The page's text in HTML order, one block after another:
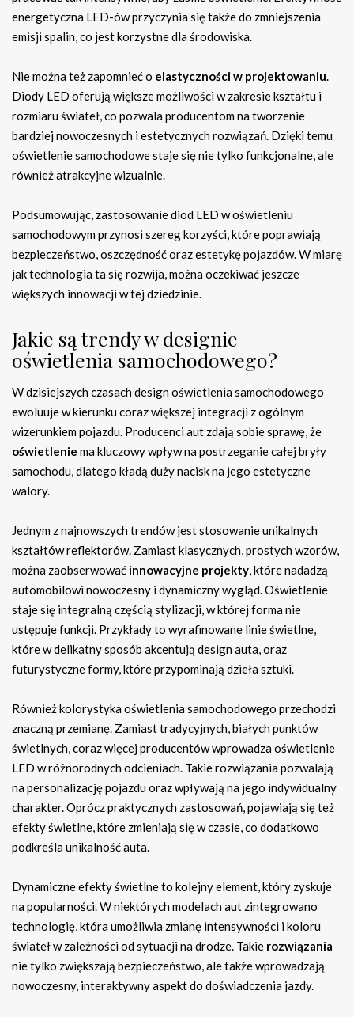
energetyczna LED-ów przyczynia się także do zmniejszenia
emisji spalin, co jest korzystne dla środowiska.
Nie można też zapomnieć o elastyczności w projektowaniu.
Diody LED oferują większe możliwości w zakresie kształtu i
rozmiaru świateł, co pozwala producentom na tworzenie
bardziej nowoczesnych i estetycznych rozwiązań. Dzięki temu
oświetlenie samochodowe staje się nie tylko funkcjonalne, ale
również atrakcyjne wizualnie.
Podsumowując, zastosowanie diod LED w oświetleniu
samochodowym przynosi szereg korzyści, które poprawiają
bezpieczeństwo, oszczędność oraz estetykę pojazdów. W miarę
jak technologia ta się rozwija, można oczekiwać jeszcze
większych innowacji w tej dziedzinie.
Jakie są trendy w designie
oświetlenia samochodowego?
W dzisiejszych czasach design oświetlenia samochodowego
ewoluuje w kierunku coraz większej integracji z ogólnym
wizerunkiem pojazdu. Producenci aut zdają sobie sprawę, że
oświetlenie ma kluczowy wpływ na postrzeganie całej bryły
samochodu, dlatego kładą duży nacisk na jego estetyczne
walory.
Jednym z najnowszych trendów jest stosowanie unikalnych
kształtów reflektorów. Zamiast klasycznych, prostych wzorów,
można zaobserwować innowacyjne projekty, które nadadzą
automobilowi nowoczesny i dynamiczny wygląd. Oświetlenie
staje się integralną częścią stylizacji, w której forma nie
ustępuje funkcji. Przykłady to wyrafinowane linie świetlne,
które w delikatny sposób akcentują design auta, oraz
futurystyczne formy, które przypominają dzieła sztuki.
Również kolorystyka oświetlenia samochodowego przechodzi
znaczną przemianę. Zamiast tradycyjnych, białych punktów
świetlnych, coraz więcej producentów wprowadza oświetlenie
LED w różnorodnych odcieniach. Takie rozwiązania pozwalają
na personalizację pojazdu oraz wpływają na jego indywidualny
charakter. Oprócz praktycznych zastosowań, pojawiają się też
efekty świetlne, które zmieniają się w czasie, co dodatkowo
podkreśla unikalność auta.
Dynamiczne efekty świetlne to kolejny element, który zyskuje
na popularności. W niektórych modelach aut zintegrowano
technologię, która umożliwia zmianę intensywności i koloru
świateł w zależności od sytuacji na drodze. Takie rozwiązania
nie tylko zwiększają bezpieczeństwo, ale także wprowadzają
nowoczesny, interaktywny aspekt do doświadczenia jazdy.